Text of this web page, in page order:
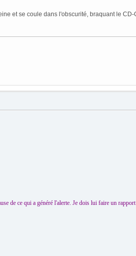
et se coule dans l'obscurité, braquant le
de ce qui a généré l'alerte. Je dois lui faire un